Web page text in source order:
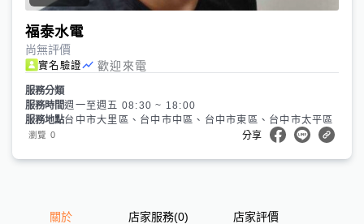
福泰水電
尚無評價
實名驗證 歡迎來電
服務分類
服務時間週一至週五 08:30 ~ 18:00
服務地點台中市大里區、台中市中區、台中市東區、台中市太平區
瀏覽 0 分享
關於 店家服務(0) 店家評價